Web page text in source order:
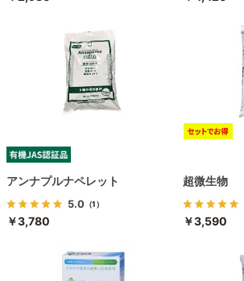
アンナプルナペレット
5.0 （1）
￥3,780
超微生物
￥3,590